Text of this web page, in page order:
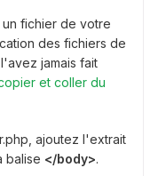
fichier de votre
des fichiers de
jamais fait
et coller du
ajoutez l'extrait
balise </body>.